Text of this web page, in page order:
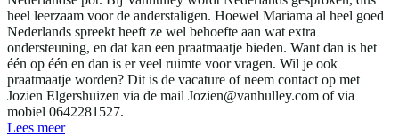
heel leerzaam voor de anderstaligen. Hoewel Mariama al heel goed
Nederlands spreekt heeft ze wel behoefte aan wat extra
ondersteuning, en dat kan een praatmaatje bieden. Want dan is het
één op één en dan is er veel ruimte voor vragen. Wil je ook
praatmaatje worden? Dit is de vacature of neem contact op met
Jozien Elgershuizen via de mail Jozien@vanhulley.com of via
mobiel 0642281527.
Lees meer